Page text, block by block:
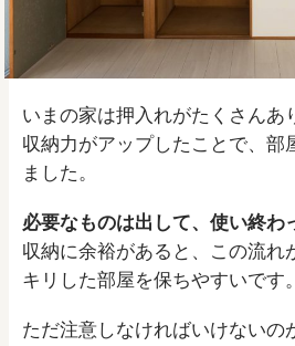
いまの家は押入れがたくさんあ
収納力がアップしたことで、部
ました。
必要なものは出して、使い終わ
収納に余裕があると、この流れ
キリした部屋を保ちやすいです。
ただ注意しなければいけないの